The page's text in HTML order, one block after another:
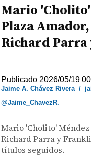
Mario
Plaza
Richard
Publicado 2026/05/19
Jaime A. Chávez Rivera/
@Jaime_ChavezR.
Mario 'Cholito'
Richard Parra y
títulos seguidos.